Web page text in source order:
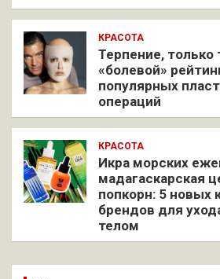
КРАСОТА
Терпение, только
«болевой»
популярных
операций
КРАСОТА
Икра морских
мадагаскарская
попкорн: 5 новых
брендов для
телом